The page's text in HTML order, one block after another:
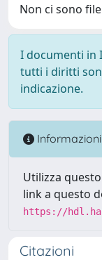
Non ci sono
I documenti in
tutti i diritti
indicazione.
Informazioni
Utilizza
link a questo
https://
Citazioni